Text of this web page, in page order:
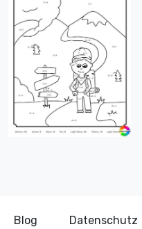
Blog Datenschutz